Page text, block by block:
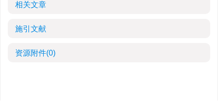
相关文章
施引文献
资源附件(0)